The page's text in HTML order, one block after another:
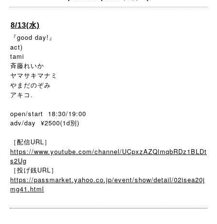
8/13(水)
『good day!』
act)
tami
斉藤れいか
ヤマサキマナミ
やまだのぞみ
アキコ.
open/start 18:30/19:00
adv/day ¥2500(1d別)
［配信URL］
https://www.youtube.com/channel/UCpxzAZQlmqbRDz1BLDt
s2Ug
［投げ銭URL］
https://passmarket.yahoo.co.jp/event/show/detail/02isea20j
mg41.html